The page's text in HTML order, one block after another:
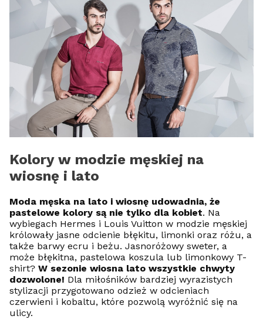
Kolory w modzie męskiej na
wiosnę i lato
Moda męska na lato i wiosnę udowadnia, że
pastelowe kolory są nie tylko dla kobiet. Na
wybiegach Hermes i Louis Vuitton w modzie męskiej
królowały jasne odcienie błękitu, limonki oraz różu, a
także barwy ecru i beżu. Jasnoróżowy sweter, a
może błękitna, pastelowa koszula lub limonkowy T-
shirt? W sezonie wiosna lato wszystkie chwyty
dozwolone! Dla miłośników bardziej wyrazistych
stylizacji przygotowano odzież w odcieniach
czerwieni i kobaltu, które pozwolą wyróżnić się na
ulicy.